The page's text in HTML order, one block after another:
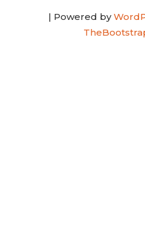
| Powered by